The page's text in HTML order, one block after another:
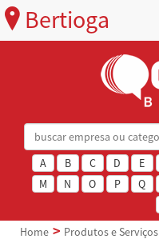
Bertioga
A B C D E
M
N O P Q
Home
Produtos e Serviços